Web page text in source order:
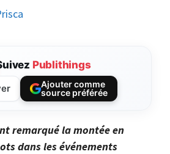
Publithings
Ajouter comme
source préférée
remarqué la montée en
dans les événements